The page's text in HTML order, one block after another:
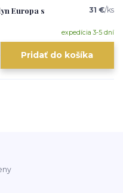
Europa s
31 €/ks
expedícia 3-5 dní
Pridať do košíka